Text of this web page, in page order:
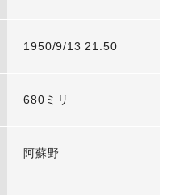
1950/9/13 21:50
680ミリ
阿蘇野